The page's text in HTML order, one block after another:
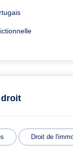
droit
Droit de